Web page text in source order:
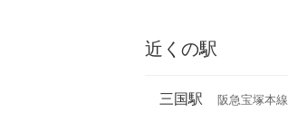
近くの駅
三国駅 阪急宝塚本線